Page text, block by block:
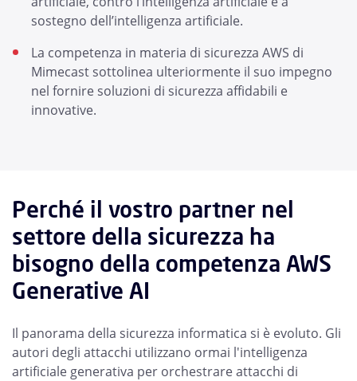
sostegno dell’intelligenza artificiale.
La competenza in materia di sicurezza AWS di
Mimecast sottolinea ulteriormente il suo impegno
nel fornire soluzioni di sicurezza affidabili e
innovative.
Perché il vostro partner nel
settore della sicurezza ha
bisogno della competenza AWS
Generative AI
Il panorama della sicurezza informatica si è evoluto. Gli
autori degli attacchi utilizzano ormai l'intelligenza
artificiale generativa per orchestrare attacchi di